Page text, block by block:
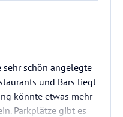
schön angelegte
und Bars liegt
könnte etwas mehr
Parkplätze gibt es